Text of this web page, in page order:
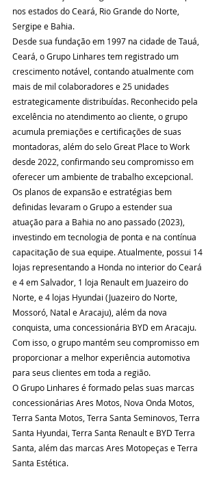
nos estados do Ceará, Rio Grande do Norte,
Sergipe e Bahia.
Desde sua fundação em 1997 na cidade de Tauá,
Ceará, o Grupo Linhares tem registrado um
crescimento notável, contando atualmente com
mais de mil colaboradores e 25 unidades
estrategicamente distribuídas. Reconhecido pela
excelência no atendimento ao cliente, o grupo
acumula premiações e certificações de suas
montadoras, além do selo Great Place to Work
desde 2022, confirmando seu compromisso em
oferecer um ambiente de trabalho excepcional.
Os planos de expansão e estratégias bem
definidas levaram o Grupo a estender sua
atuação para a Bahia no ano passado (2023),
investindo em tecnologia de ponta e na contínua
capacitação de sua equipe. Atualmente, possui 14
lojas representando a Honda no interior do Ceará
e 4 em Salvador, 1 loja Renault em Juazeiro do
Norte, e 4 lojas Hyundai (Juazeiro do Norte,
Mossoró, Natal e Aracaju), além da nova
conquista, uma concessionária BYD em Aracaju.
Com isso, o grupo mantém seu compromisso em
proporcionar a melhor experiência automotiva
para seus clientes em toda a região.
O Grupo Linhares é formado pelas suas marcas
concessionárias Ares Motos, Nova Onda Motos,
Terra Santa Motos, Terra Santa Seminovos, Terra
Santa Hyundai, Terra Santa Renault e BYD Terra
Santa, além das marcas Ares Motopeças e Terra
Santa Estética.